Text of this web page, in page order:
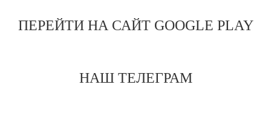
ПЕРЕЙТИ НА САЙТ GOOGLE PLAY
НАШ ТЕЛЕГРАМ